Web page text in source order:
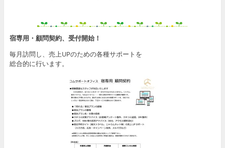
宿専用・顧問契約、受付開始！
毎月訪問し、売上UPのための各種サポートを
総合的に行います。